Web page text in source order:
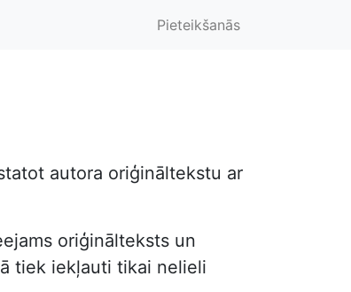
Pieteikšanās
autora oriģināltekstu ar
oriģinālteksts un
tiek iekļauti tikai nelieli